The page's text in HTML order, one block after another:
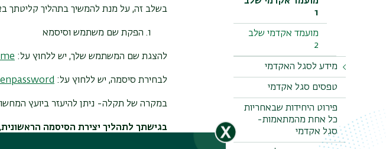
1
מועמד אקדמי שלב
2
מידע לסגל האקדמי
סגל אקדמי בכיר
סגל אקדמי זוטר
סגל אקדמי קליני
טפסים סגל אקדמי
פירוט היחידות שבאחריות
כל אחת מהמתאמות-
סגל אקדמי
בשלב זה, על מנת להמשיך בתהליך קליטתך
הפקת שם משתמש וסיסמא
להצגת שם המשתמש שלך, יש ללחוץ על:
לבחירת סיסמה, יש ללחוץ על:
במקרה של תקלה- ניתן להיעזר ביועץ
בגישתך לתהליך יצירת הסיסמה